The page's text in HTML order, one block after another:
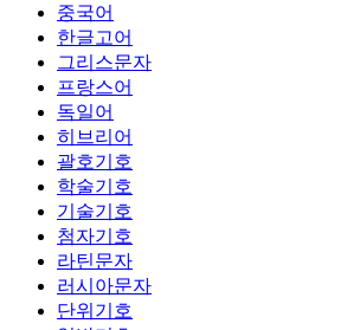
중국어
한글고어
그리스문자
프랑스어
독일어
히브리어
괄호기호
학술기호
기술기호
첨자기호
라틴문자
러시아문자
단위기호